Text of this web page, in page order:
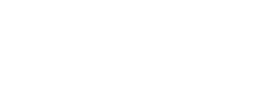
gyerekeknek, INGYEN lamellás ágyráccsal. A
természetes fenyőfából készült, a